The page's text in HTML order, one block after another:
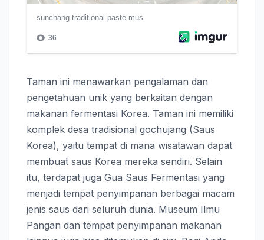
Taman ini menawarkan pengalaman dan
pengetahuan unik yang berkaitan dengan
makanan fermentasi Korea. Taman ini memiliki
komplek desa tradisional gochujang (Saus
Korea), yaitu tempat di mana wisatawan dapat
membuat saus Korea mereka sendiri. Selain
itu, terdapat juga Gua Saus Fermentasi yang
menjadi tempat penyimpanan berbagai macam
jenis saus dari seluruh dunia. Museum Ilmu
Pangan dan tempat penyimpanan makanan